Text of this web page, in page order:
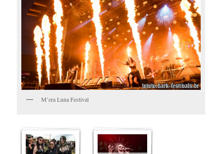
M’era Luna Festival